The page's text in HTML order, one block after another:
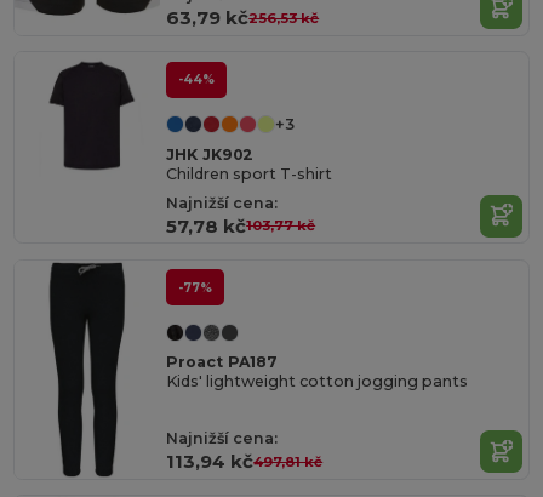
63,79 kč256,53 kč
-44%
+3
JHK JK902
Children sport T-shirt
Najnižší cena:
57,78 kč103,77 kč
-77%
Proact PA187
Kids' lightweight cotton jogging pants
Najnižší cena:
113,94 kč497,81 kč